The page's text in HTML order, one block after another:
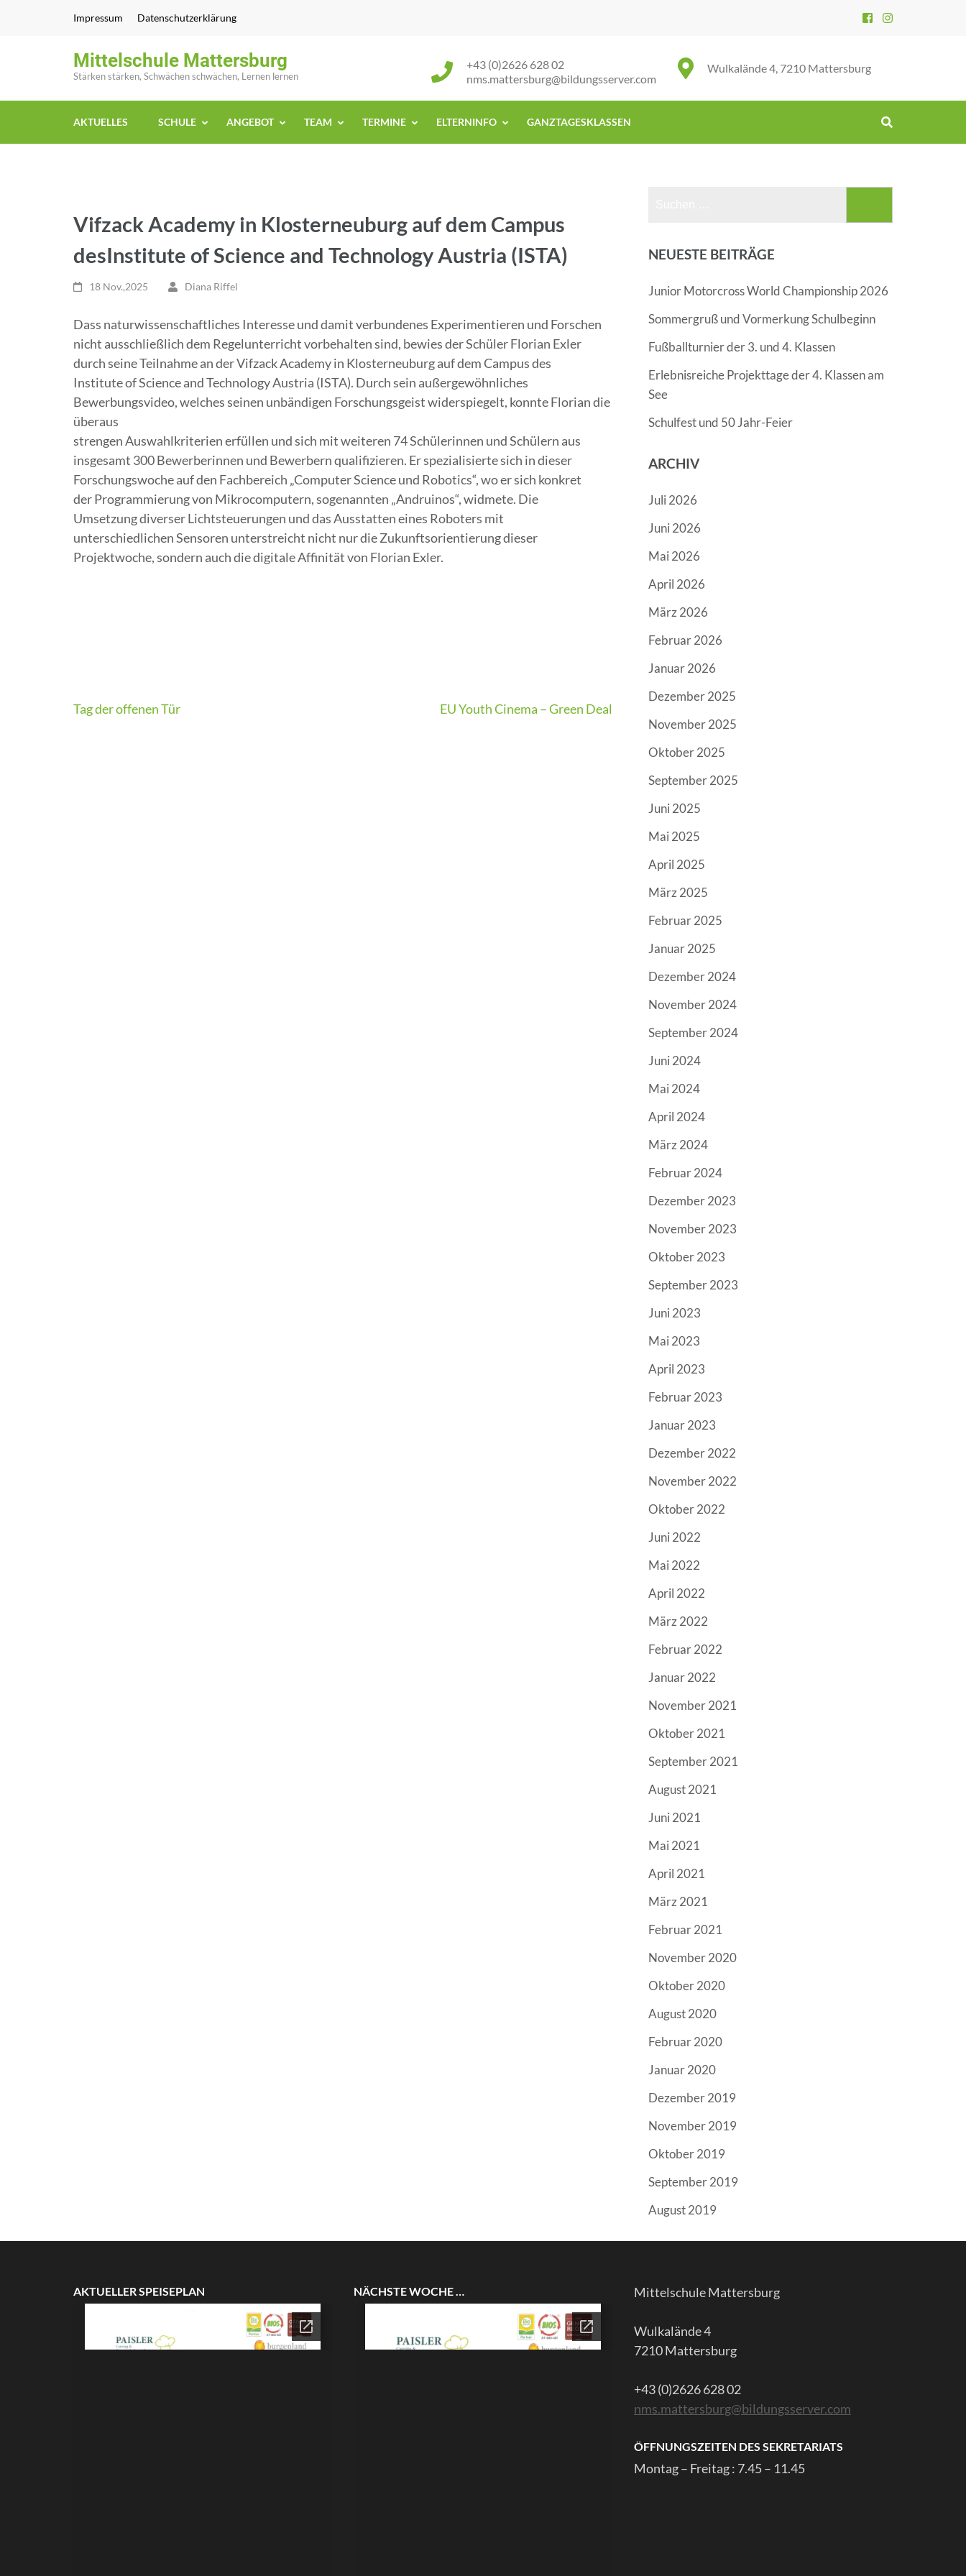
Impressum Datenschutzerklärung
Mittelschule Mattersburg
Stärken stärken, Schwächen schwächen, Lernen lernen
Wulkalände 4, 7210 Mattersburg
+43 (0)2626 628 02
nms.mattersburg@bildungsserver.com
AKTUELLES SCHULE ANGEBOT TEAM TERMINE ELTERNINFO GANZTAGESKLASSEN
Vifzack Academy in Klosterneuburg auf dem Campus
desInstitute of Science and Technology Austria (ISTA)
18 Nov.,2025 Diana Riffel
Dass naturwissenschaftliches Interesse und damit verbundenes Experimentieren und Forschen
nicht ausschließlich dem Regelunterricht vorbehalten sind, bewies der Schüler Florian Exler
durch seine Teilnahme an der Vifzack Academy in Klosterneuburg auf dem Campus des
Institute of Science and Technology Austria (ISTA). Durch sein außergewöhnliches
Bewerbungsvideo, welches seinen unbändigen Forschungsgeist widerspiegelt, konnte Florian die
überaus
strengen Auswahlkriterien erfüllen und sich mit weiteren 74 Schülerinnen und Schülern aus
insgesamt 300 Bewerberinnen und Bewerbern qualifizieren. Er spezialisierte sich in dieser
Forschungswoche auf den Fachbereich „Computer Science und Robotics“, wo er sich konkret
der Programmierung von Mikrocomputern, sogenannten „Andruinos“, widmete. Die
Umsetzung diverser Lichtsteuerungen und das Ausstatten eines Roboters mit
unterschiedlichen Sensoren unterstreicht nicht nur die Zukunftsorientierung dieser
Projektwoche, sondern auch die digitale Affinität von Florian Exler.
Beitragsnavigation
Tag der offenen Tür EU Youth Cinema – Green Deal
NEUESTE BEITRÄGE
Junior Motorcross World Championship 2026
Sommergruß und Vormerkung Schulbeginn
Fußballturnier der 3. und 4. Klassen
Erlebnisreiche Projekttage der 4. Klassen am
See
Schulfest und 50 Jahr-Feier
ARCHIV
Juli 2026
Juni 2026
Mai 2026
April 2026
März 2026
Februar 2026
Januar 2026
Dezember 2025
November 2025
Oktober 2025
September 2025
Juni 2025
Mai 2025
April 2025
März 2025
Februar 2025
Januar 2025
Dezember 2024
November 2024
September 2024
Juni 2024
Mai 2024
April 2024
März 2024
Februar 2024
Dezember 2023
November 2023
Oktober 2023
September 2023
Juni 2023
Mai 2023
April 2023
Februar 2023
Januar 2023
Dezember 2022
November 2022
Oktober 2022
Juni 2022
Mai 2022
April 2022
März 2022
Februar 2022
Januar 2022
November 2021
Oktober 2021
September 2021
August 2021
Juni 2021
Mai 2021
April 2021
März 2021
Februar 2021
November 2020
Oktober 2020
August 2020
Februar 2020
Januar 2020
Dezember 2019
November 2019
Oktober 2019
September 2019
August 2019
AKTUELLER SPEISEPLAN NÄCHSTE WOCHE … Mittelschule Mattersburg
Wulkalände 4
7210 Mattersburg
+43 (0)2626 628 02
nms.mattersburg@bildungsserver.com
ÖFFNUNGSZEITEN DES SEKRETARIATS
Montag – Freitag : 7.45 – 11.45